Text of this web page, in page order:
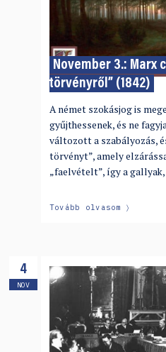
November 3.: Marx
törvényről” (1842)
A német szokásjog is
gyűjthessenek, és ne
változott a szabályozás,
törvényt”, amely
„faelvételt”, így a
Tovább olvasom
4
NOV